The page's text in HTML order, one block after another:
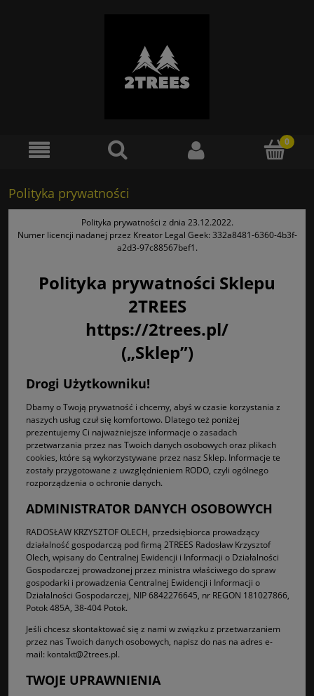
Polityka prywatności
Polityka prywatności z dnia 23.12.2022.
Numer licencji nadanej przez Kreator Legal Geek: 332a8481-6360-4b3f-
a2d3-97c88567bef1.
Polityka prywatności Sklepu
2TREES
https://2trees.pl/
(„Sklep”)
Drogi Użytkowniku!
Dbamy o Twoją prywatność i chcemy, abyś w czasie korzystania z
naszych usług czuł się komfortowo. Dlatego też poniżej
prezentujemy Ci najważniejsze informacje o zasadach
przetwarzania przez nas Twoich danych osobowych oraz plikach
cookies, które są wykorzystywane przez nasz Sklep. Informacje te
zostały przygotowane z uwzględnieniem RODO, czyli ogólnego
rozporządzenia o ochronie danych.
ADMINISTRATOR DANYCH OSOBOWYCH
RADOSŁAW KRZYSZTOF OLECH, przedsiębiorca prowadzący
działalność gospodarczą pod firmą 2TREES Radosław Krzysztof
Olech, wpisany do Centralnej Ewidencji i Informacji o Działalności
Gospodarczej prowadzonej przez ministra właściwego do spraw
gospodarki i prowadzenia Centralnej Ewidencji i Informacji o
Działalności Gospodarczej, NIP 6842276645, nr REGON 181027866,
Potok 485A, 38-404 Potok.
Jeśli chcesz skontaktować się z nami w związku z przetwarzaniem
przez nas Twoich danych osobowych, napisz do nas na adres e-
mail: kontakt@2trees.pl.
TWOJE UPRAWNIENIA